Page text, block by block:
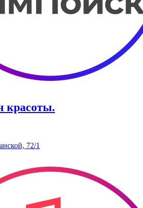
красоты.
72/1